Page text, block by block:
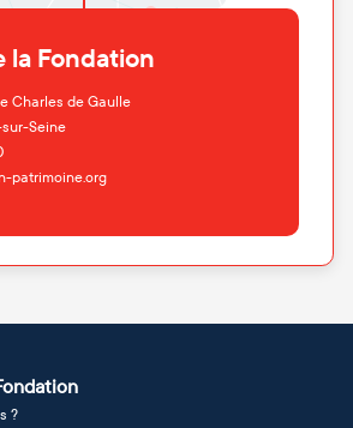
la Fondation
Charles de Gaulle
Seine
patrimoine.org
?